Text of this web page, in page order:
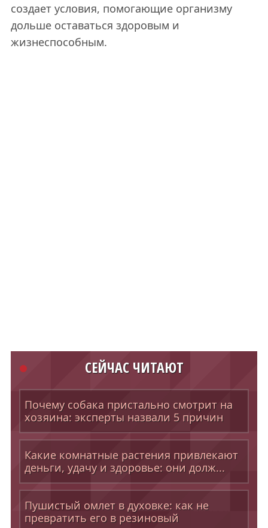
создает условия, помогающие организму
дольше оставаться здоровым и
жизнеспособным.
СЕЙЧАС ЧИТАЮТ
Почему собака пристально смотрит на
хозяина: эксперты назвали 5 причин
Какие комнатные растения привлекают
деньги, удачу и здоровье: они долж...
Пушистый омлет в духовке: как не
превратить его в резиновый